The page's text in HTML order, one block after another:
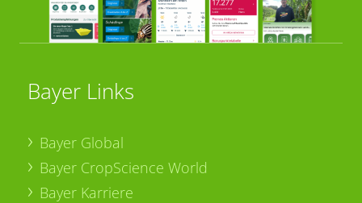
Bayer Links
Bayer Global
Bayer CropScience World
Bayer Karriere